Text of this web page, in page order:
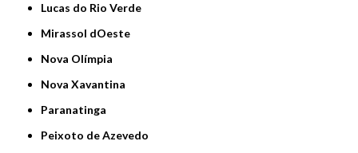
Lucas do Rio Verde
Mirassol dOeste
Nova Olímpia
Nova Xavantina
Paranatinga
Peixoto de Azevedo